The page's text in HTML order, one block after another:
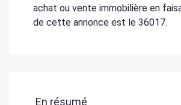
achat ou vente immobilière en
de cette annonce est le 36017.
En résumé